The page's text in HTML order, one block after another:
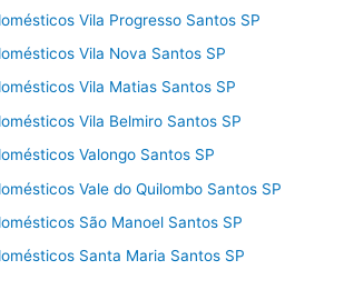
Vila Progresso Santos SP
Vila Nova Santos SP
Vila Matias Santos SP
Vila Belmiro Santos SP
Valongo Santos SP
Vale do Quilombo Santos SP
São Manoel Santos SP
Santa Maria Santos SP